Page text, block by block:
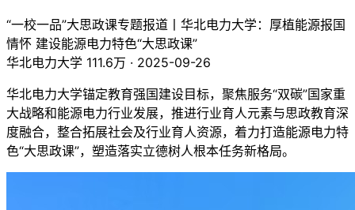
“一校一品”大思政课专题报道丨华北电力大学：厚植能源报国
情怀 建设能源电力特色“大思政课”
华北电力大学 111.6万 · 2025-09-26
华北电力大学锚定教育强国建设目标，聚焦服务“双碳”国家重
大战略和能源电力行业发展，推进行业育人元素与思政教育深
度融合，整合拓展社会及行业育人资源，着力打造能源电力特
色“大思政课”，塑造落实立德树人根本任务新格局。